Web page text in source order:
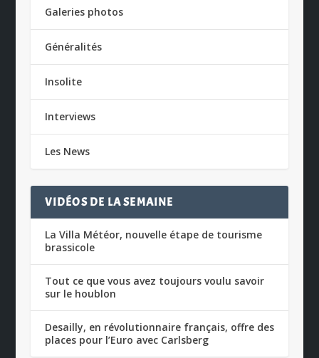
Galeries photos
Généralités
Insolite
Interviews
Les News
VIDÉOS DE LA SEMAINE
La Villa Météor, nouvelle étape de tourisme
brassicole
Tout ce que vous avez toujours voulu savoir
sur le houblon
Desailly, en révolutionnaire français, offre des
places pour l’Euro avec Carlsberg